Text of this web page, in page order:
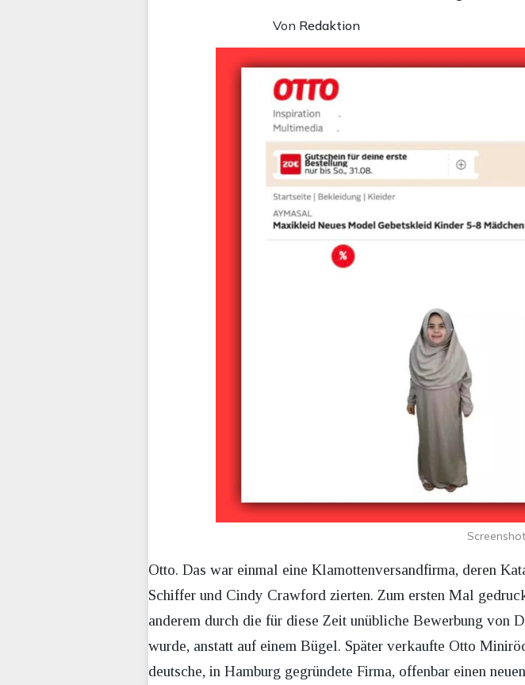
Von Redaktion
Otto. Das war einmal eine Klamottenversandfirma, deren
Schiffer und Cindy Crawford zierten. Zum ersten Mal
anderem durch die für diese Zeit unübliche Bewerbung von
wurde, anstatt auf einem Bügel. Später verkaufte Otto
deutsche, in Hamburg gegründete Firma, offenbar einen